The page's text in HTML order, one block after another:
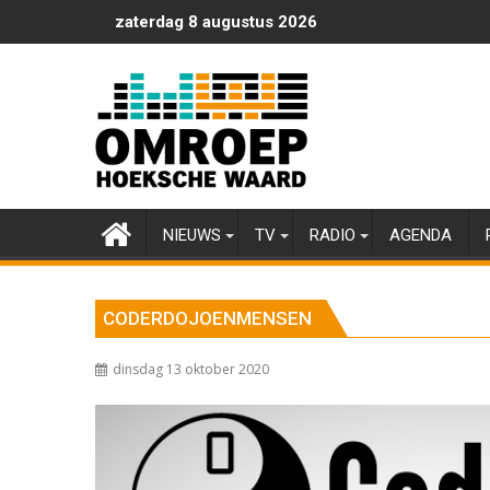
naar
zaterdag 8 augustus 2026
NIEUWS TV RADIO AGENDA
CODERDOJOENMENSEN
dinsdag 13 oktober 2020